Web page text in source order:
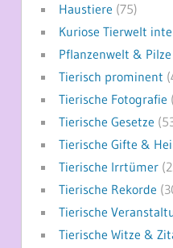
Haustiere (75)
Kuriose Tierwelt
Pflanzenwelt & Pilze
Tierisch prominent
Tierische Fotografie
Tierische Gesetze
Tierische Gifte &
Tierische Irrtümer
Tierische Rekorde
Tierische
Tierische Witze &